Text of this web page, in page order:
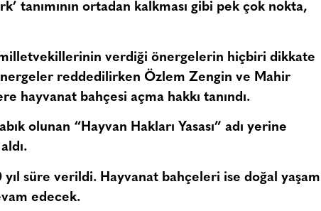
tanımının ortadan kalkması gibi pek çok nokta,
verdiği önergelerin hiçbiri dikkate
reddedilirken Özlem Zengin ve Mahir
hayvanat bahçesi açma hakkı tanındı.
olunan “Hayvan Hakları Yasası” adı yerine
yıl süre verildi. Hayvanat bahçeleri ise doğal yaşam
edecek.